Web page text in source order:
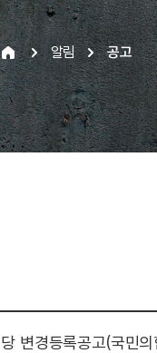
알림 공고
변경등록공고(국민